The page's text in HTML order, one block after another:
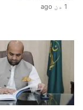
1 دن ago